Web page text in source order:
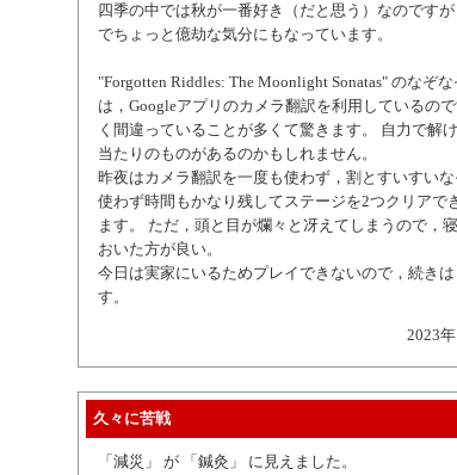
四季の中では秋が一番好き（だと思う）なのです
でちょっと億劫な気分にもなっています。
"Forgotten Riddles: The Moonlight Sonatas" のなぞ
は，Googleアプリのカメラ翻訳を利用しているの
く間違っていることが多くて驚きます。 自力で解
当たりのものがあるのかもしれません。
昨夜はカメラ翻訳を一度も使わず，割とすいすい
使わず時間もかなり残してステージを2つクリアで
ます。 ただ，頭と目が爛々と冴えてしまうので，
おいた方が良い。
今日は実家にいるためプレイできないので，続き
す。
2023
久々に苦戦
「減災」 が 「鍼灸」 に見えました。